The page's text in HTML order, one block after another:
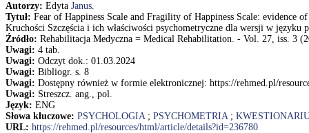
Autorzy: Edyta Janus.
Tytuł: Fear of Happiness Scale and Fragility of Happiness Scale: evidence
Kruchości Szczęścia i ich właściwości psychometryczne dla wersji w języku
Źródło: Rehabilitacja Medyczna = Medical Rehabilitation. - Vol. 27, iss. 3
Uwagi: 4 tab.
Uwagi: Odczyt dok.: 01.03.2024
Uwagi: Bibliogr. s. 8
Uwagi: Dostępny również w formie elektronicznej: https://rehmed.pl/
Uwagi: Streszcz. ang., pol.
Język: ENG
Słowa kluczowe: PSYCHOLOGIA; PSYCHOMETRIA;
URL: https://rehmed.pl/resources/html/article/details?id=236780